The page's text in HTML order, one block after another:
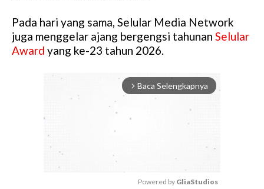
Pada hari yang sama, Selular Media Network
juga menggelar ajang bergengsi tahunan Selular
Award yang ke-23 tahun 2026.
arrow_forward_ios Baca Selengkapnya
Powered by GliaStudios